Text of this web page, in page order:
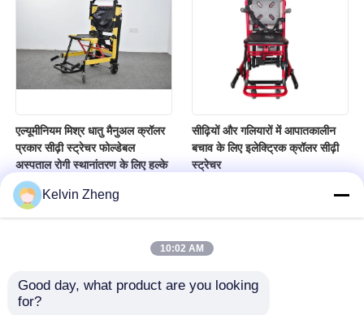
एल्यूमीनियम मिश्र धातु मैनुअल क्रॉलर
प्रकार सीढ़ी स्ट्रेचर फोल्डेबल
अस्पताल रोगी स्थानांतरण के लिए हल्के
सीढ़ियों और गलियारों में आपातकालीन
बचाव के लिए इलेक्ट्रिक क्रॉलर सीढ़ी
स्ट्रेचर
Kelvin Zheng
10:02 AM
Good day, what product are you looking
for?